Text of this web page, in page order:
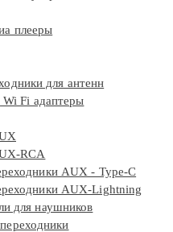
плееры
для антенн
Fi адаптеры
RCA
AUX - Type-C
AUX-Lightning
для наушников